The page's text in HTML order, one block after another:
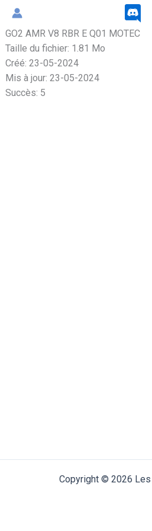
Aller
contenu
GO2 AMR V8 RBR E Q01 MOTEC
Taille du fichier: 1.81 Mo
Créé: 23-05-2024
Mis à jour: 23-05-2024
Succès: 5
Copyright © 2026 Les